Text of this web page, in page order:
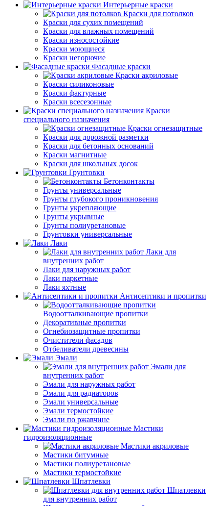
Интерьерные краски
Краски для потолков
Краски для сухих помещений
Краски для влажных помещений
Краски износостойкие
Краски моющиеся
Краски негорючие
Фасадные краски
Краски акриловые
Краски силиконовые
Краски фактурные
Краски всесезонные
Краски
специального назначения
Краски огнезащитные
Краски для дорожной разметки
Краски для бетонных оснований
Краски магнитные
Краски для школьных досок
Грунтовки
Бетонконтакты
Грунты универсальные
Грунты глубокого проникновения
Грунты укрепляющие
Грунты укрывные
Грунты полиуретановые
Грунтовки универсальные
Лаки
Лаки для
внутренних работ
Лаки для наружных работ
Лаки паркетные
Лаки яхтные
Антисептики и пропитки
Водоотталкивающие пропитки
Декоративные пропитки
Огнебиозащитные пропитки
Очистители фасадов
Отбеливатели древесины
Эмали
Эмали для
внутренних работ
Эмали для наружных работ
Эмали для радиаторов
Эмали универсальные
Эмали термостойкие
Эмали по ржавчине
Мастики
гидроизоляционные
Мастики акриловые
Мастики битумные
Мастики полиуретановые
Мастики термостойкие
Шпатлевки
Шпатлевки
для внутренних работ